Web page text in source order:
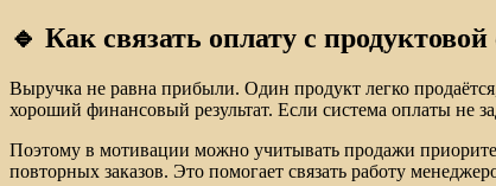
🔹 Как связать оплату с
Выручка не равна прибыли. Один продукт легко
хороший финансовый результат. Если система оплаты не
Поэтому в мотивации можно учитывать продажи
повторных заказов. Это помогает связать работу